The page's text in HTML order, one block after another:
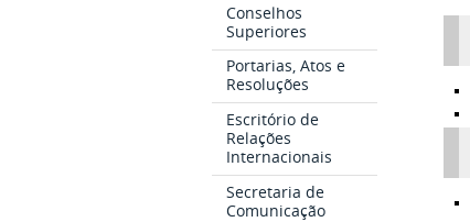
Conselhos
Superiores
Portarias, Atos e
Resoluções
Escritório de
Relações
Internacionais
Secretaria de
Comunicação